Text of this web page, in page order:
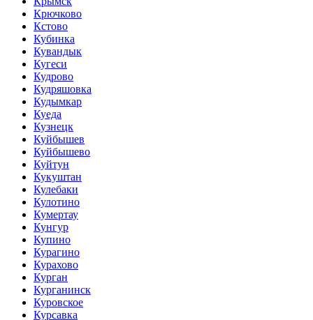
Крючково
Кстово
Кубинка
Кувандык
Кугеси
Кудрово
Кудряшовка
Кудымкар
Куеда
Кузнецк
Куйбышев
Куйбышево
Куйтун
Кукуштан
Кулебаки
Кулотино
Кумертау
Кунгур
Купино
Курагино
Курахово
Курган
Курганинск
Куровское
Курсавка